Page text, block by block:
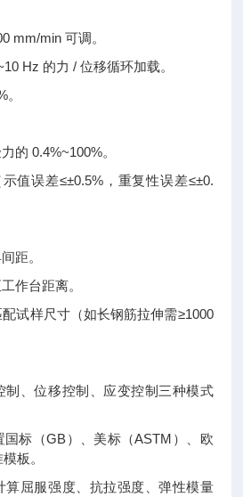
mm/min 可调。
Hz 的力 / 位移循环加载。
的 0.4%~100%。
值误差≤±0.5%，重复性误差≤±0.
距。
作台距离。
试样尺寸（如长钢筋拉伸需≥1000
制、位移控制、应变控制三种模式
标（GB）、美标（ASTM）、欧
板。
算屈服强度、抗拉强度、弹性模量